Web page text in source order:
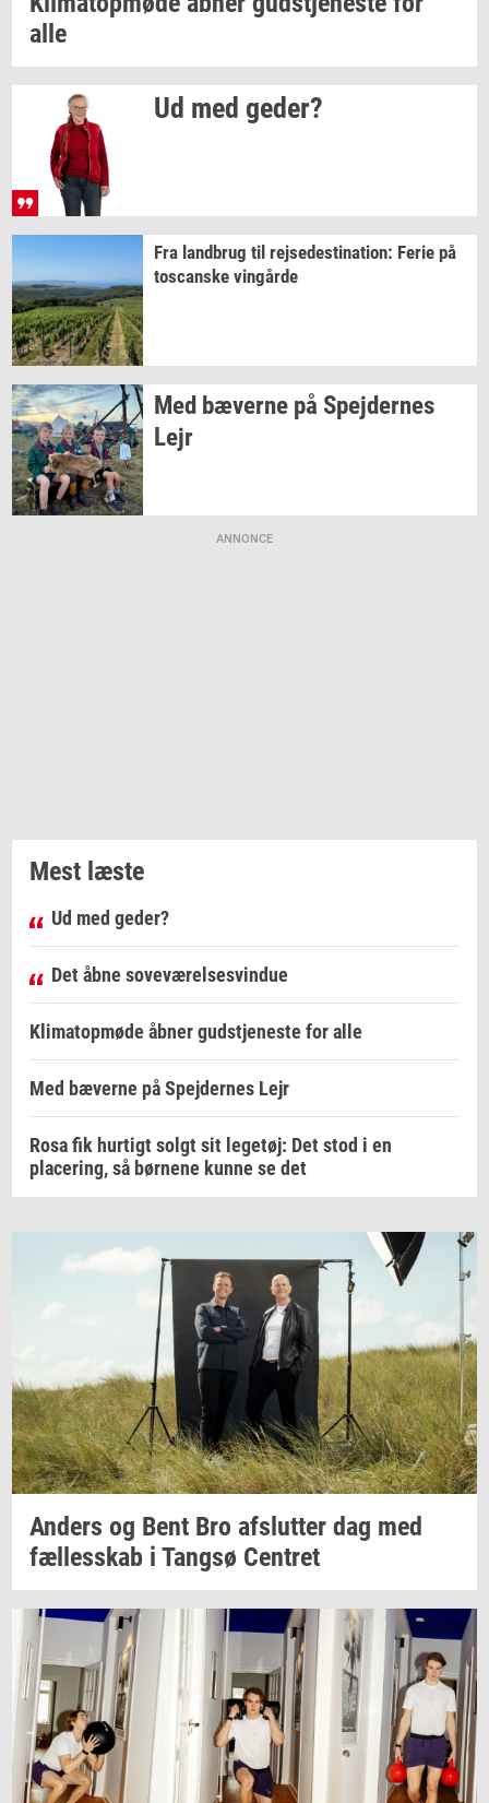
alle
Ud med geder?
Fra land­brug til rej­se­desti­na­tion: Ferie på
toscan­ske vin­går­de
Med bæ­ver­ne på Spej­der­nes
Lejr
ANNONCE
Mest læste
Ud med geder?
Det åbne soveværelsesvindue
Klimatopmøde åbner gudstjeneste for alle
Med bæverne på Spejdernes Lejr
Rosa fik hurtigt solgt sit legetøj: Det stod i en
placering, så børnene kunne se det
An­ders og Bent Bro af­slut­ter dag med
fæl­les­skab i Tangsø Cen­tret